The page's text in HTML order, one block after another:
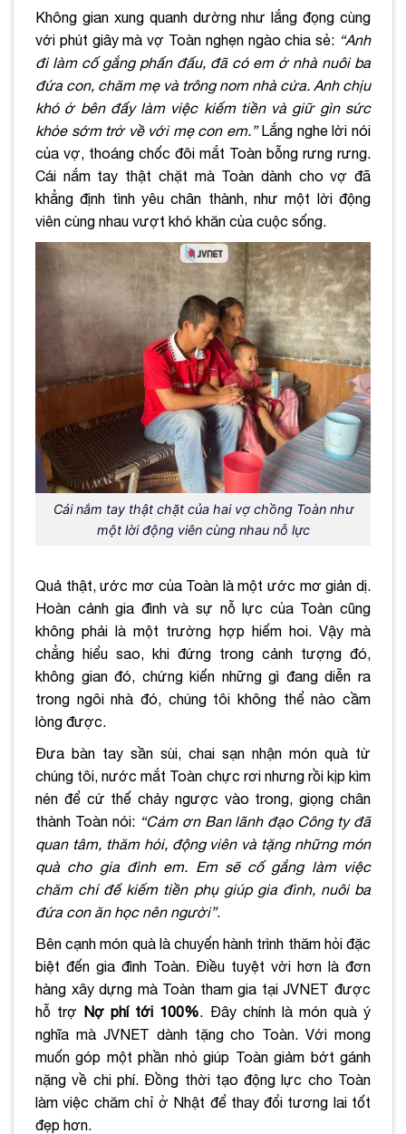
Không gian xung quanh dường như lắng đọng cùng
với phút giây mà vợ Toàn nghẹn ngào chia sẻ: “Anh
đi làm cố gắng phấn đấu, đã có em ở nhà nuôi ba
đứa con, chăm mẹ và trông nom nhà cửa. Anh chịu
khó ở bên đấy làm việc kiếm tiền và giữ gìn sức
khỏe sớm trở về với mẹ con em.”Lắng nghe lời nói
của vợ, thoáng chốc đôi mắt Toàn bỗng rưng rưng.
Cái nắm tay thật chặt mà Toàn dành cho vợ đã
khẳng định tình yêu chân thành, như một lời động
viên cùng nhau vượt khó khăn của cuộc sống.
Cái nắm tay thật chặt của hai vợ chồng Toàn như
một lời động viên cùng nhau nỗ lực
Quả thật, ước mơ của Toàn là một ước mơ giản dị.
Hoàn cảnh gia đình và sự nỗ lực của Toàn cũng
không phải là một trường hợp hiếm hoi. Vậy mà
chẳng hiểu sao, khi đứng trong cảnh tượng đó,
không gian đó, chứng kiến những gì đang diễn ra
trong ngôi nhà đó, chúng tôi không thể nào cầm
lòng được.
Đưa bàn tay sần sùi, chai sạn nhận món quà từ
chúng tôi, nước mắt Toàn chực rơi nhưng rồi kịp kìm
nén để cứ thế chảy ngược vào trong, giọng chân
thành Toàn nói: “Cảm ơn Ban lãnh đạo Công ty đã
quan tâm, thăm hỏi, động viên và tặng những món
quà cho gia đình em. Em sẽ cố gắng làm việc
chăm chỉ để kiếm tiền phụ giúp gia đình, nuôi ba
đứa con ăn học nên người”.
Bên cạnh món quà là chuyến hành trình thăm hỏi đặc
biệt đến gia đình Toàn. Điều tuyệt vời hơn là đơn
hàng xây dựng mà Toàn tham gia tại JVNET được
hỗ trợ Nợ phí tới 100%. Đây chính là món quà ý
nghĩa mà JVNET dành tặng cho Toàn. Với mong
muốn góp một phần nhỏ giúp Toàn giảm bớt gánh
nặng về chi phí. Đồng thời tạo động lực cho Toàn
làm việc chăm chỉ ở Nhật để thay đổi tương lai tốt
đẹp hơn.